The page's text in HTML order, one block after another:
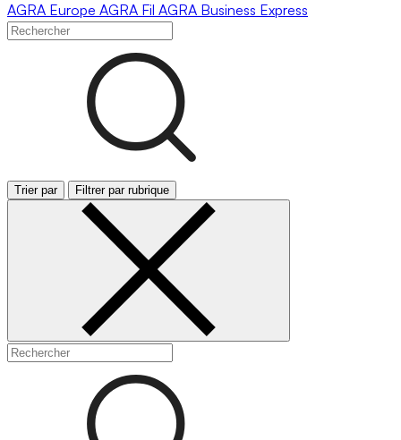
AGRA Europe AGRA Fil AGRA Business Express
Trier par Filtrer par rubrique